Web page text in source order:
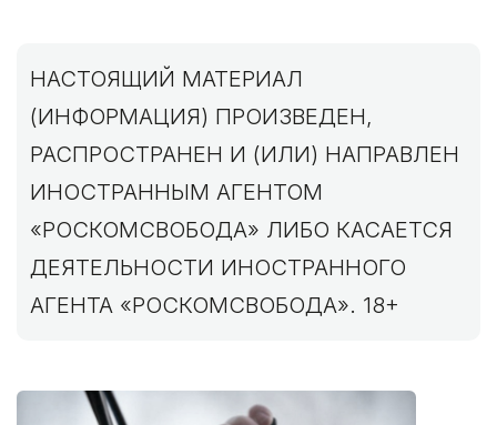
НАСТОЯЩИЙ МАТЕРИАЛ
(ИНФОРМАЦИЯ) ПРОИЗВЕДЕН,
РАСПРОСТРАНЕН И (ИЛИ) НАПРАВЛЕН
ИНОСТРАННЫМ АГЕНТОМ
«РОСКОМСВОБОДА» ЛИБО КАСАЕТСЯ
ДЕЯТЕЛЬНОСТИ ИНОСТРАННОГО
АГЕНТА «РОСКОМСВОБОДА». 18+